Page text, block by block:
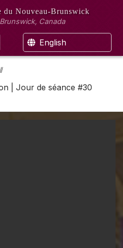
du Nouveau-Brunswick
Canada
English
| Jour de séance #30